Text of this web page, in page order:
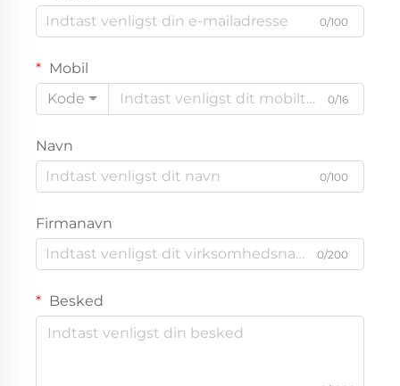
0/100
Mobil
Kode
0/16
Navn
0/100
Firmanavn
0/200
Besked